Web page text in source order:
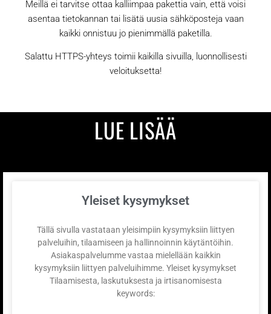
Meillä ei tarvitse ottaa kalliimpaa pakettia vain, että voisi
asentaa tietokannan tai lisätä uusia sähköposteja vaan
kaikki onnistuu jo pienimmällä paketilla.
Salattu HTTPS-yhteys toimii kaikilla sivuilla, luonnollisesti
veloituksetta!
LUE LISÄÄ
Yleiset kysymykset
Tällä sivulla vastataan yleisimpiin kysymyksiin liittyen
palveluihin, tilaamiseen ja hallinnoinnin käytäntöihin.
Asiakaspalvelumme vastaa mielellään kaikkin
kysymyksiin liittyen palveluihimme. Yleiset kysymykset
Tilaamisesta, laskutuksesta ja irtisanomisesta
keywords: